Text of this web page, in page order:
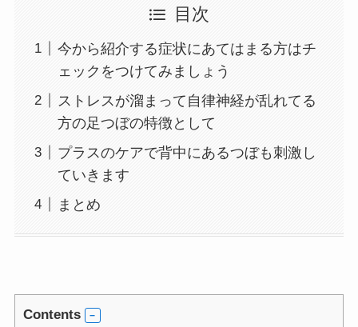
目次
今から紹介する症状にあてはまる方はチ
ェックをつけてみましょう
ストレスが溜まって自律神経が乱れてる
方の足つぼの特徴として
プラスのケアで背中にあるつぼも刺激し
ていきます
まとめ
Contents